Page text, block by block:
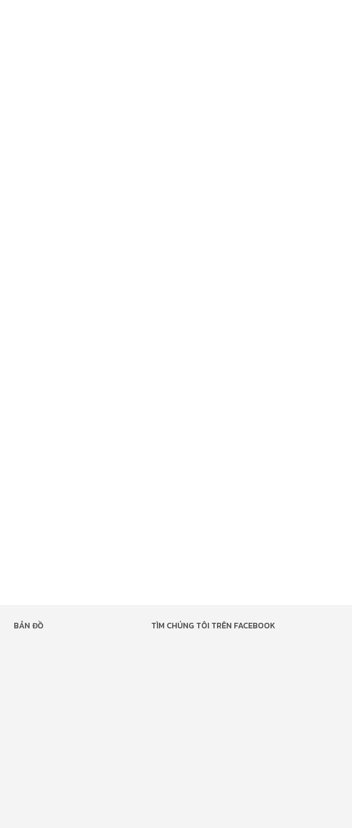
BẢN ĐỒ TÌM CHÚNG TÔI TRÊN FACEBOOK